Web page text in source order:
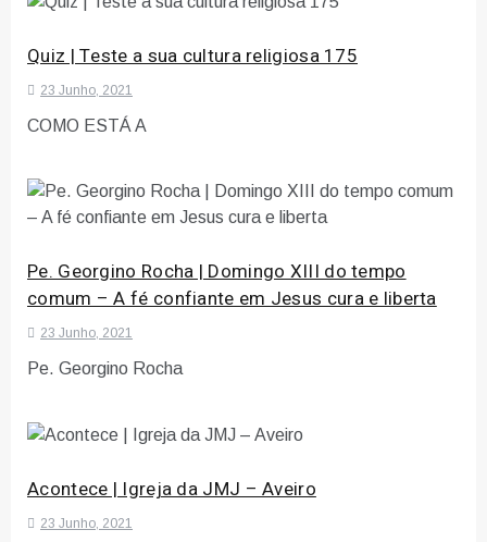
Quiz | Teste a sua cultura religiosa 175
23 Junho, 2021
COMO ESTÁ A
Pe. Georgino Rocha | Domingo XIII do tempo
comum – A fé confiante em Jesus cura e liberta
23 Junho, 2021
Pe. Georgino Rocha
Acontece | Igreja da JMJ – Aveiro
23 Junho, 2021